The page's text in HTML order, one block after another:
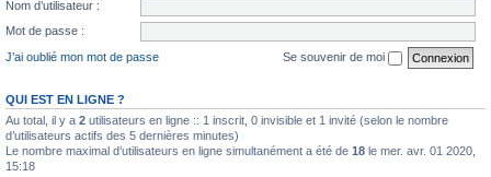
Nom d’utilisateur :
Mot de passe :
J’ai oublié mon mot de passe
Se souvenir de moi
QUI EST EN LIGNE ?
Au total, il y a 2 utilisateurs en ligne :: 1 inscrit, 0 invisible et 1 invité (selon le nombre
d’utilisateurs actifs des 5 dernières minutes)
Le nombre maximal d’utilisateurs en ligne simultanément a été de 18 le mer. avr. 01 2020,
15:18